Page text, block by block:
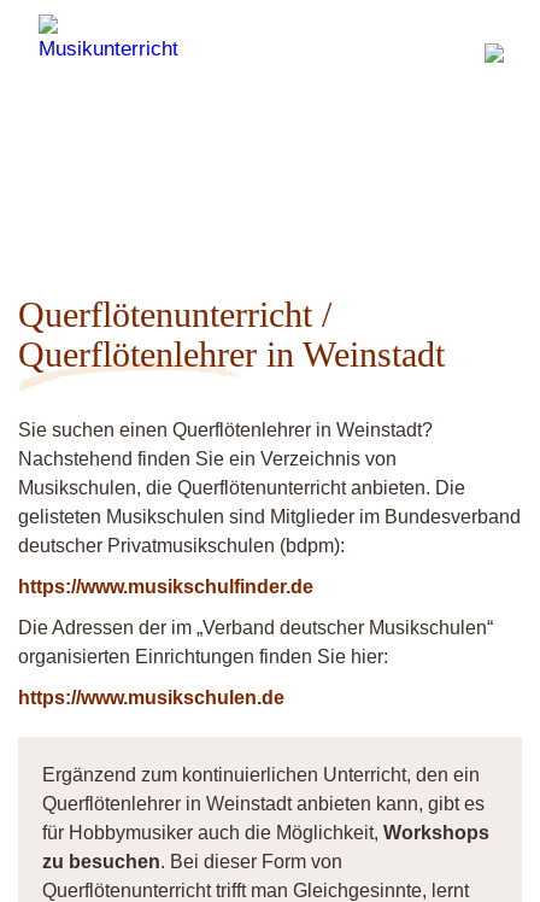
Querflötenunterricht /
Querflötenlehrer in Weinstadt
Sie suchen einen Querflötenlehrer in Weinstadt?
Nachstehend finden Sie ein Verzeichnis von
Musikschulen, die Querflötenunterricht anbieten. Die
gelisteten Musikschulen sind Mitglieder im Bundesverband
deutscher Privatmusikschulen (bdpm):
https://www.musikschulfinder.de
Die Adressen der im „Verband deutscher Musikschulen“
organisierten Einrichtungen finden Sie hier:
https://www.musikschulen.de
Ergänzend zum kontinuierlichen Unterricht, den ein
Querflötenlehrer in Weinstadt anbieten kann, gibt es
für Hobbymusiker auch die Möglichkeit, Workshops
zu besuchen. Bei dieser Form von
Querflötenunterricht trifft man Gleichgesinnte, lernt